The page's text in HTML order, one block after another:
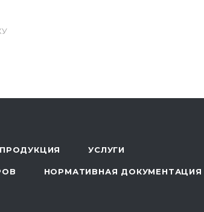
ПРОДУКЦИЯ УСЛУГИ
НОРМАТИВНАЯ ДОКУМЕНТАЦИЯ